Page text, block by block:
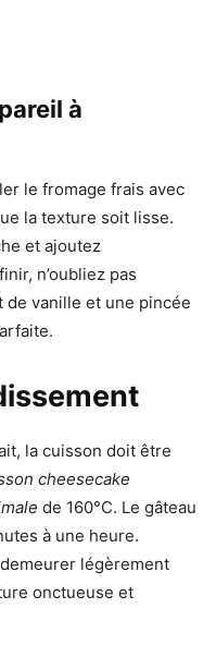
à
le fromage frais avec
la texture soit lisse.
et ajoutez
n’oubliez pas
de vanille et une pincée
la cuisson doit être
cheesecake
de 160°C. Le gâteau
à une heure.
légèrement
onctueuse et